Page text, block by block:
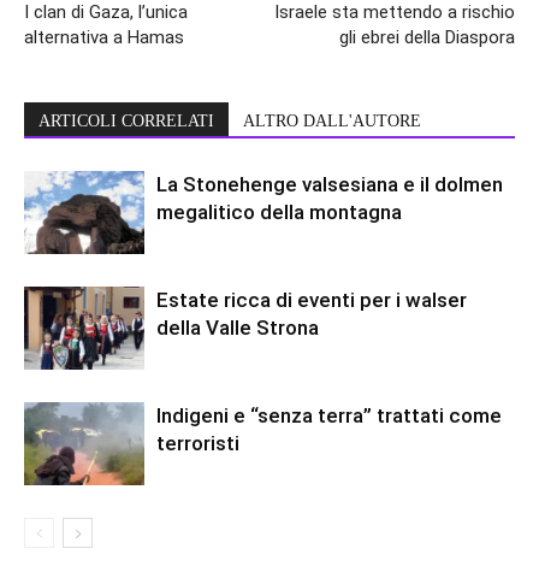
I clan di Gaza, l’unica
alternativa a Hamas
Israele sta mettendo a rischio
gli ebrei della Diaspora
ARTICOLI CORRELATI ALTRO DALL'AUTORE
La Stonehenge valsesiana e il dolmen
megalitico della montagna
Estate ricca di eventi per i walser
della Valle Strona
Indigeni e “senza terra” trattati come
terroristi